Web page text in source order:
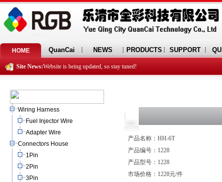
HOME QuanCai NEWS PRODUCTS SUPPORT
Site News:Website is being updated, so stay tuned!
Wiring Harness
Fuel Injector Wire
Adapter Wire
Connectors House
1Pin
2Pin
3Pin
产品名称：HH-6T
产品编号：1228
产品型号：1228
市场价格：1228元/件